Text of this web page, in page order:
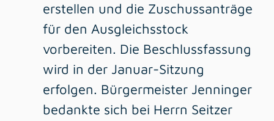
erstellen und die Zuschussanträge
für den Ausgleichsstock
vorbereiten. Die Beschlussfassung
wird in der Januar-Sitzung
erfolgen. Bürgermeister Jenninger
bedankte sich bei Herrn Seitzer